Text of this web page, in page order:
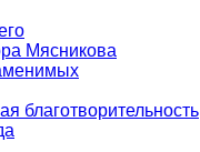
Мясникова
благотворительность